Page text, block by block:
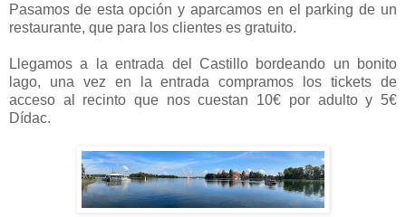
Pasamos de esta opción y aparcamos en el parking de un
restaurante, que para los clientes es gratuito.
Llegamos a la entrada del Castillo bordeando un bonito
lago, una vez en la entrada compramos los tickets de
acceso al recinto que nos cuestan 10€ por adulto y 5€
Dídac.